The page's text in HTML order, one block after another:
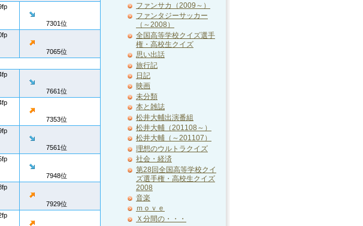
7301位
7065位
7661位
7353位
7561位
7948位
7929位
ファンサカ（2009～）
ファンタジーサッカー
（～2008）
全国高等学校クイズ選手
権・高校生クイズ
思い出話
旅行記
日記
映画
未分類
本と雑誌
松井大輔出演番組
松井大輔（201108～）
松井大輔（～201107）
理想のウルトラクイズ
社会・経済
第28回全国高等学校クイ
ズ選手権・高校生クイズ
2008
音楽
ｍｏｖｅ
Ｘ分間の・・・